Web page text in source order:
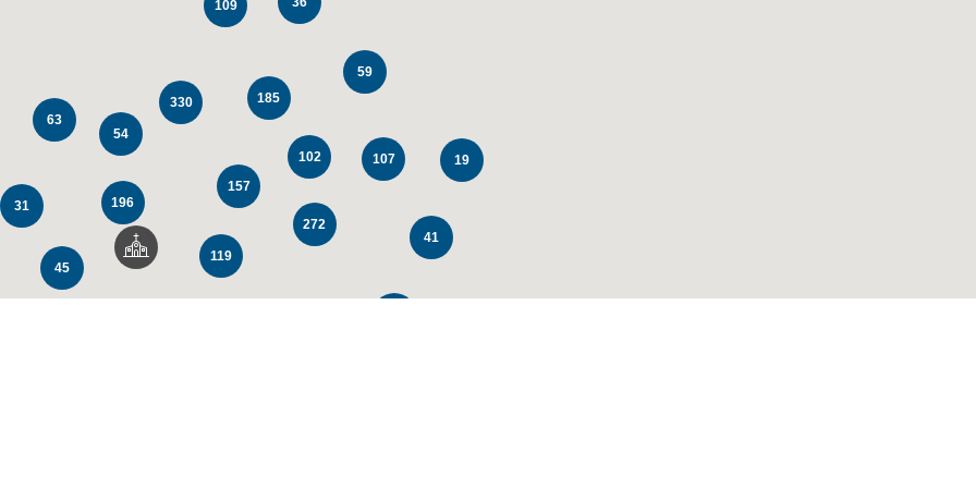
109
41
196
63
330
272
157
185
45
119
59
107
31
19
102
54